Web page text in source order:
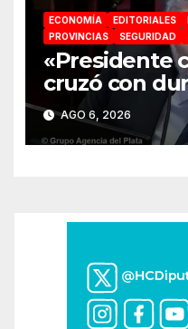
ECONOMÍA EDITORIALES
PROVINCIAS
SEGURIDAD
«Presidente
cruzó con
advirtió sobre
político por
AGO 6, 2026